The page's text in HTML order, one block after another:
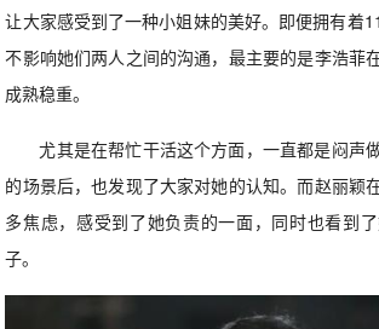
让大家感受到了一种小姐妹的美好。即便拥有着
不影响她们两人之间的沟通，最主要的是李浩菲
成熟稳重。
尤其是在帮忙干活这个方面，一直都是闷声
的场景后，也发现了大家对她的认知。而赵丽颖
多焦虑，感受到了她负责的一面，同时也看到
子。